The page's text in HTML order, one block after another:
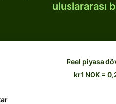
uluslararası
Reel piyasa
kr1 NOK =